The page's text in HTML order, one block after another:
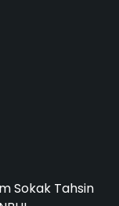
Sokak Tahsin